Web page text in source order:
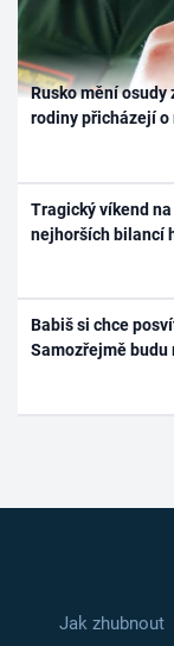
Rusko mění
rodiny přicházejí
Tragický víkend
nejhorších bilancí
Babiš si chce
Samozřejmě budu
Jak zhubnout